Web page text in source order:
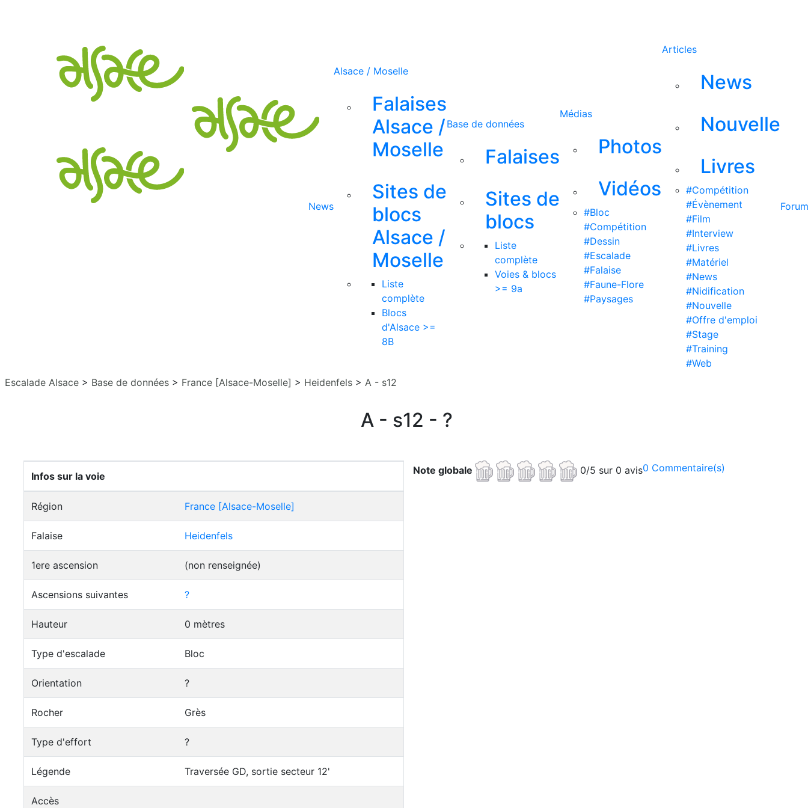
News
Alsace / Moselle
Falaises
Alsace /
Moselle
Sites de
blocs
Alsace /
Moselle
Liste
complète
Blocs
d'Alsace >=
8B
Base de données
Falaises
Sites de
blocs
Liste
complète
Voies & blocs
>= 9a
Médias
Photos
Vidéos
#Bloc
#Compétition
#Dessin
#Escalade
#Falaise
#Faune-Flore
#Paysages
Articles
News
Nouvelle
Livres
#Compétition
#Évènement
#Film
#Interview
#Livres
#Matériel
#News
#Nidification
#Nouvelle
#Offre d'emploi
#Stage
#Training
#Web
Forum
Escalade Alsace > Base de données > France [Alsace-Moselle] > Heidenfels > A - s12
A - s12 - ?
Infos sur la voie
Région France [Alsace-Moselle]
Falaise Heidenfels
1ere ascension (non renseignée)
Ascensions suivantes ?
Hauteur 0 mètres
Type d'escalade Bloc
Orientation ?
Rocher Grès
Type d'effort ?
Légende Traversée GD, sortie secteur 12'
Accès
0 Commentaire(s)
Note globale 0/5 sur 0 avis